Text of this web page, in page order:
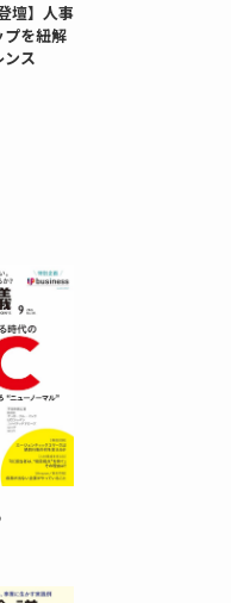
壇】人事
を紐解
ンス